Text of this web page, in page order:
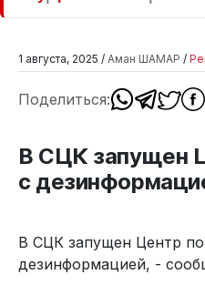
1 августа, 2025 / Аман ШАМАР /
Поделиться:
В СЦК запущен
с
В СЦК запущен Центр по
дезинформацией, -